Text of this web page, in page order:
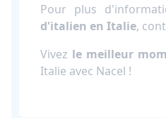
Pour plus
d'italien en Italie,
Vivez le meilleur
Italie avec Nacel !